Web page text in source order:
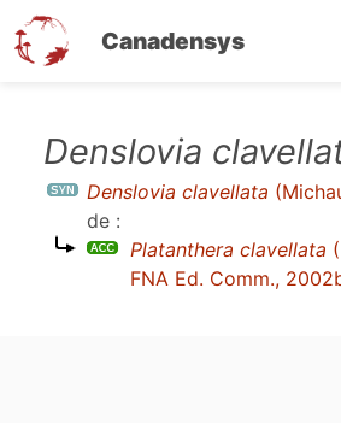
Canadensys
contenu
Denslovia
Denslovia clavellata
de :
Platanthera clavellata
FNA Ed. Comm.,